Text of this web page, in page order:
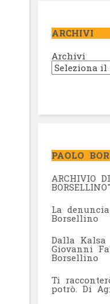
ARCHIVI
Archivi
PAOLO
ARCHIVIO
BORSELLINO"
La
Borsellino
Dalla
Giovanni
Borsellino
Ti
potrò. Di